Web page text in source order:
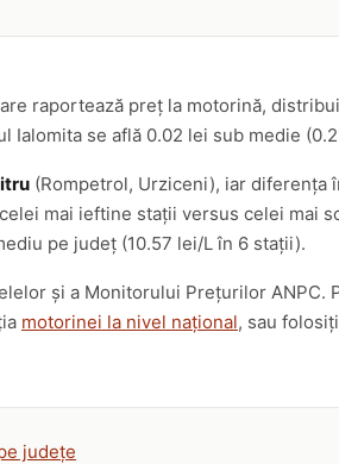
raportează preț la motorină,
Ialomita se află 0.02 lei sub medie
(Rompetrol, Urziceni), iar diferența
mai ieftine stații versus celei mai
pe județ (10.57 lei/L în 6 stații).
și a Monitorului Prețurilor ANPC.
motorinei la nivel național, sau folosiți
județe